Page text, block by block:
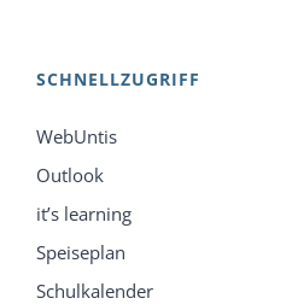
SCHNELLZUGRIFF
WebUntis
Outlook
it’s learning
Speiseplan
Schulkalender